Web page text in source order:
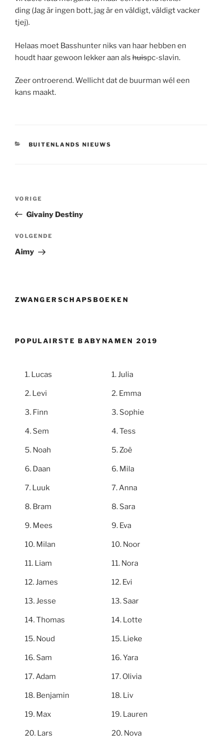
ding (Jag är ingen bott, jag är en väldigt, väldigt vacker
tjej).
Helaas moet Basshunter niks van haar hebben en
houdt haar gewoon lekker aan als huispc-slavin.
Zeer ontroerend. Wellicht dat de buurman wél een
kans maakt.
CATEGORIEËN
BUITENLANDS NIEUWS
Vorig
bericht
VORIGE
Givainy Destiny
Volgend
bericht
VOLGENDE
Aimy
ZWANGERSCHAPSBOEKEN
POPULAIRSTE BABYNAMEN 2019
Lucas
Levi
Finn
Sem
Noah
Daan
Luuk
Bram
Mees
Milan
Liam
James
Jesse
Thomas
Noud
Sam
Adam
Benjamin
Max
Lars
Julia
Emma
Sophie
Tess
Zoë
Mila
Anna
Sara
Eva
Noor
Nora
Evi
Saar
Lotte
Lieke
Yara
Olivia
Liv
Lauren
Nova